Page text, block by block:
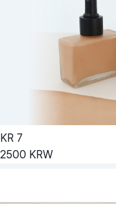
KR 7
2500 KRW